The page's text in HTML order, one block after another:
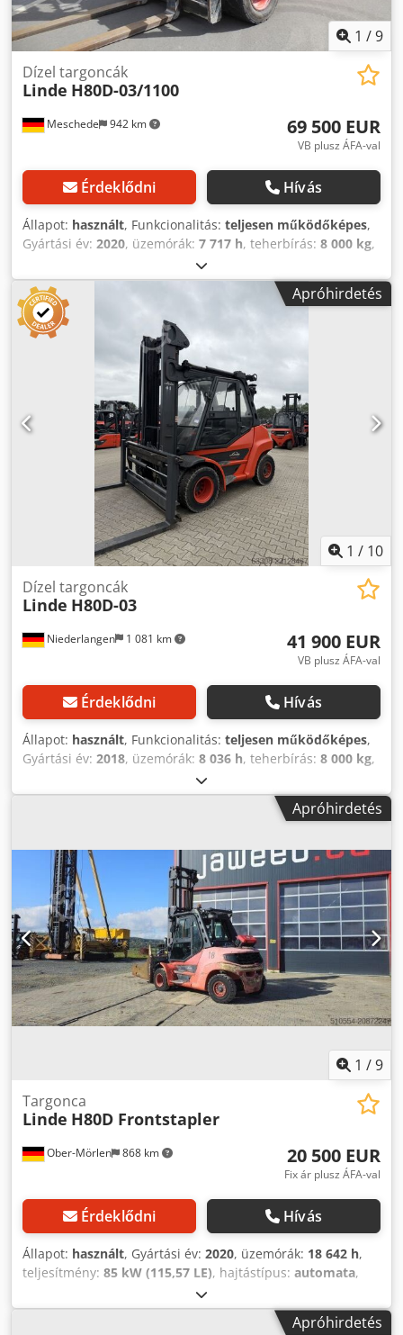
1 /9
Meschede 942 km
Dízel targoncák
Linde H80D-03/1100
69 500 EUR
VB plusz ÁFA-val
Érdeklődni Hívás
Állapot: használt, Funkcionalitás: teljesen működőképes,
Gyártási év: 2020, üzemórák: 7 717 h, teherbírás: 8 000 kg,
3 750 mm, szabad emelés:
üzemanyagtípus:dízel, oszlop típusa:simplex, építési
magasság:
, Dízel targoncá
Teher súlypont: 1100 ISO osztály: ISO osztály 4 = 5.000 -
10.000 kg Oszloptípus: Standard Állapot: Azonnal
bevethető és teljesen működőképes Műszaki állapot: jó Első
gumik típusa: levegős Első gumik állapota: 60 - 80 % Hátsó
gumik típusa: levegős Hátsó gumik állapota: 60 - 80 %
Leírás: Oldalmozgató, villaállító szerkezet, Codoy N E
Hbepfx Anuorf 3. szelep, 4. szelep, hátsó munkalámpa,
első munkalámpa, fűtés, teljes kabin, joystick, ülés,
Apróhirdetés
1 / 10
Niederlangen 1 081 km
Dízel targoncák
Linde H80D-03
41 900 EUR
VB plusz ÁFA-val
Érdeklődni Hívás
Állapot: használt, Funkcionalitás: teljesen működőképes,
Gyártási év: 2018, üzemórák: 8 036 h, teherbírás: 8 000 kg,
4 450 mm, üzemanyagtípus:
oszlop típusa:simplex, építési magasság:3 360 mm,
, dízel targoncák Árboc típusa: Standard
állapot: jó Credpfxezdl Ixo Anujf Oldalmozgató,
villapozicionáló, 3. szelep, 4. szelep, fűtés, koromszűrő,
teljes utastér, klíma,
Apróhirdetés
1 /9
Ober-Mörlen 868 km
Targonca
Linde H80D Frontstapler
20 500 EUR
Fix ár plusz ÁFA-val
Érdeklődni Hívás
Állapot: használt, Gyártási év: 2020, üzemórák: 18 642 h,
teljesítmény: 85 kW (115,57 LE), hajtástípus: automata,
További információért forduljon Emal Jaweedhez. Targonca
/ Homlokvillás targonca, márka: Linde, típus: H80D-03/900,
gyártási év: 2020.11, üzemóra: 18 642 h, teljesítmény: 85
Apróhirdetés